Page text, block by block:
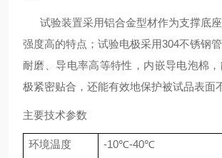
试验装置采用铝合金型材作为支撑底座
强度高的特点；试验电极采用304不锈钢
耐磨、导电率高等特性，内嵌导电泡棉
极紧密贴合，还能有效地保护被试品表面
主要技术参数
环境温度 -10℃-40℃